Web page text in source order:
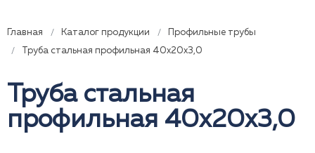
Главная Каталог продукции
Профильные трубы
Труба стальная профильная 40x20x3,0
Труба стальная
профильная 40x20x3,0